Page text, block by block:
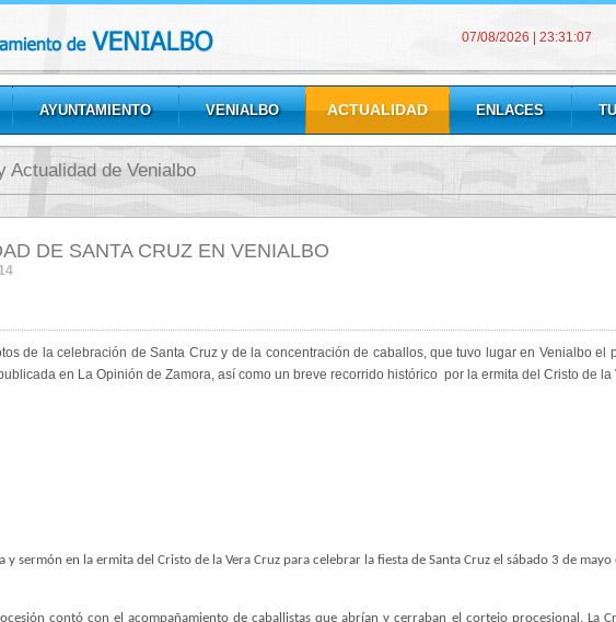
07/08/2026 23:31:09
AYUNTAMIENTO VENIALBO ACTUALIDAD ENLACES
Actualidad de Venialbo
DE SANTA CRUZ EN VENIALBO
de la celebración de Santa Cruz y de la concentración de caballos, que tuvo lugar en Venialbo
en La Opinión de Zamora, así como un breve recorrido histórico por la ermita del Cristo de la
y sermón en la ermita del Cristo de la Vera Cruz para celebrar la fiesta de Santa Cruz el sábado 3 de mayo
contó con el acompañamiento de caballistas que abrían y cerraban el cortejo procesional. La